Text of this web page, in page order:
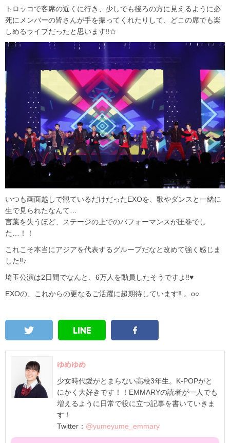
トロッコで客席の近くに行き、少しでも後ろの方に見えるように必
死にメンバーの皆さんが手を振ってくれたりして、どこの席でも楽
しめるライブだったと思います‼☆
いつも画面越しで観ているだけだったEXOを、歌やダンスと一緒に
生で見られたなんて…
言葉を失うほど、ステージの上でのパフォーマンスが圧巻でし
た…！！
これこそ本当にアジアを代表するグループだなと改めて強く感じま
した‼♪
埼玉公演は2日間でなんと、6万人を動員したそうですよ‼♥
EXOの、これからの更なるご活躍に超期待しています‼.。o○
ゆめゆめ
少女時代愛がとまらない高校3年生。K-POPがと
にかく大好きです！！EMMARYの読者が一人でも
増えるように日常で役に立つ記事を書いていきま
す！
Twitter： @yumeyume_emmary